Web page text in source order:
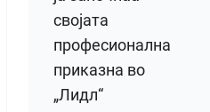
својата
професионална
приказна во
„Лидл“